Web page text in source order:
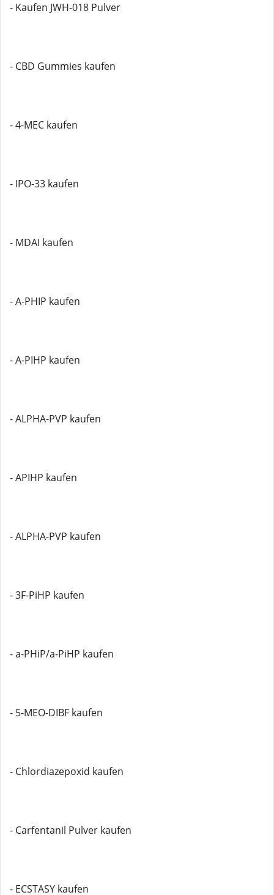
- Kaufen JWH-018 Pulver
- CBD Gummies kaufen
- 4-MEC kaufen
- IPO-33 kaufen
- MDAI kaufen
- A-PHIP kaufen
- A-PIHP kaufen
- ALPHA-PVP kaufen
- APIHP kaufen
- ALPHA-PVP kaufen
- 3F-PiHP kaufen
- a-PHiP/a-PiHP kaufen
- 5-MEO-DIBF kaufen
- Chlordiazepoxid kaufen
- Carfentanil Pulver kaufen
- ECSTASY kaufen